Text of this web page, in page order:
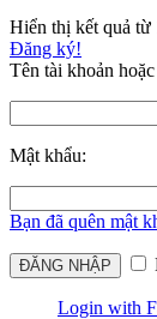
Hiển thị kết quả từ
Đăng ký!
Tên tài khoản
Mật khẩu:
Bạn đã quên mật
Login with